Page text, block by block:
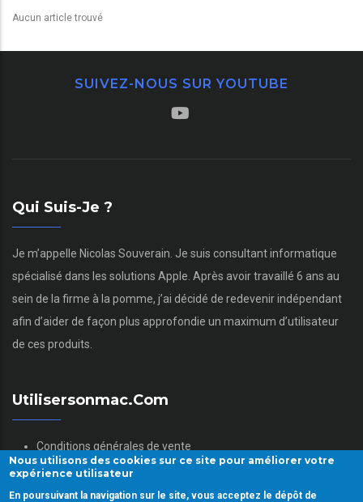
Aucun article trouvé
SUIVEZ-NOUS SUR YOUTUBE
Qui Suis-Je ?
Je m’appelle Nicolas Souverain. Je suis consultant informatique
spécialisé dans les solutions Apple. Après avoir travaillé 6 ans au
sein de la firme à la pomme, j’ai décidé de redevenir indépendant
afin d’aider de façon plus approfondie un maximum d’utilisateur
de ces produits.
Utilisersonmac.com
Conditions générales de vente
Mentions légales
Politique des données personnelles
Nous utilisons des cookies sur ce site pour améliorer votre
expérience utilisateur
En poursuivant la navigation sur le site, vous acceptez le dépôt de